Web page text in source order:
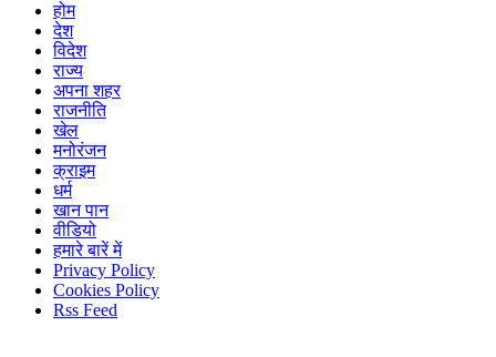
होम
देश
विदेश
राज्य
अपना शहर
राजनीति
खेल
मनोरंजन
क्राइम
धर्म
खान पान
वीडियो
हमारे बारें में
Privacy Policy
Cookies Policy
Rss Feed